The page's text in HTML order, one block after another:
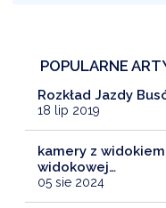
POPULARNE
Rozkład Jazdy
18 lip 2019
kamery z
widokowej…
05 sie 2024